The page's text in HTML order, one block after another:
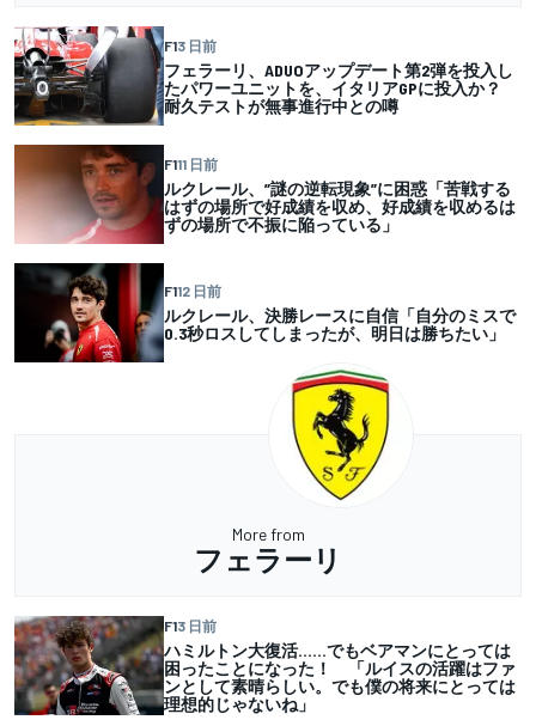
F13 日前
フェラーリ、ADUOアップデート第2弾を投入し
たパワーユニットを、イタリアGPに投入か？
耐久テストが無事進行中との噂
F111 日前
ルクレール、”謎の逆転現象”に困惑「苦戦する
はずの場所で好成績を収め、好成績を収めるは
ずの場所で不振に陥っている」
F112 日前
ルクレール、決勝レースに自信「自分のミスで
0.3秒ロスしてしまったが、明日は勝ちたい」
More from
フェラーリ
F13 日前
ハミルトン大復活……でもベアマンにとっては
困ったことになった！ 「ルイスの活躍はファ
ンとして素晴らしい。でも僕の将来にとっては
理想的じゃないね」